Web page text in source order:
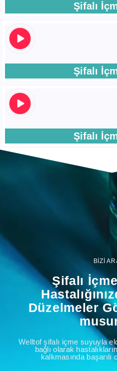
Şifalı
Şifalı
Şifalı
BİZİ
Şifalı
Düzelmeler
Welltof şifalı içme suyuyla
bağlı olarak
kalkmasında